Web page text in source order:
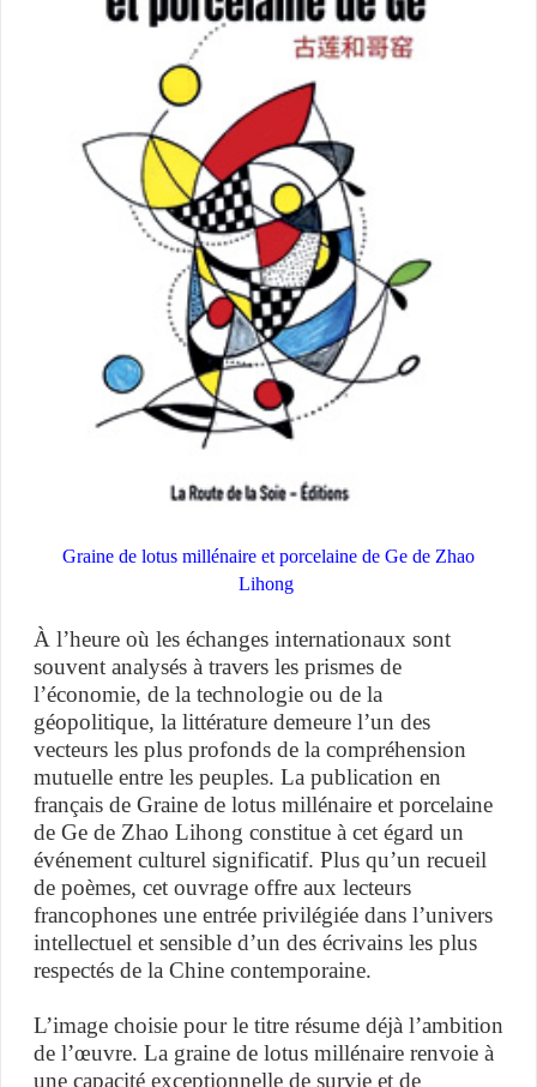
Graine de lotus millénaire et porcelaine de Ge de Zhao
Lihong
À l’heure où les échanges internationaux sont
souvent analysés à travers les prismes de
l’économie, de la technologie ou de la
géopolitique, la littérature demeure l’un des
vecteurs les plus profonds de la compréhension
mutuelle entre les peuples. La publication en
français de Graine de lotus millénaire et porcelaine
de Ge de Zhao Lihong constitue à cet égard un
événement culturel significatif. Plus qu’un recueil
de poèmes, cet ouvrage offre aux lecteurs
francophones une entrée privilégiée dans l’univers
intellectuel et sensible d’un des écrivains les plus
respectés de la Chine contemporaine.
L’image choisie pour le titre résume déjà l’ambition
de l’œuvre. La graine de lotus millénaire renvoie à
une capacité exceptionnelle de survie et de